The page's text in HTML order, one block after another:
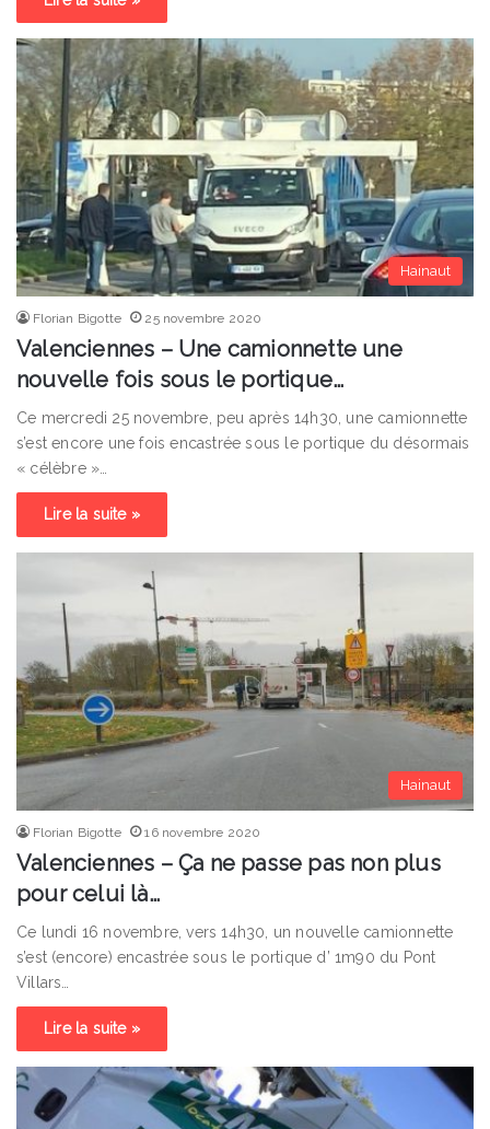
Hainaut
Florian Bigotte 25 novembre 2020
Valenciennes – Une camionnette une
nouvelle fois sous le portique…
Ce mercredi 25 novembre, peu après 14h30, une camionnette
s’est encore une fois encastrée sous le portique du désormais
« célèbre »…
Lire la suite »
Hainaut
Florian Bigotte 16 novembre 2020
Valenciennes – Ça ne passe pas non plus
pour celui là…
Ce lundi 16 novembre, vers 14h30, un nouvelle camionnette
s’est (encore) encastrée sous le portique d’ 1m90 du Pont
Villars…
Lire la suite »